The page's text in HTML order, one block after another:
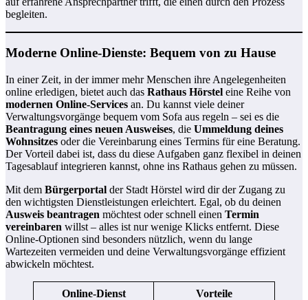
begleiten.
Moderne Online-Dienste: Bequem von zu Hause
In einer Zeit, in der immer mehr Menschen ihre Angelegenheiten
online erledigen, bietet auch das Rathaus Hörstel eine Reihe von
modernen Online-Services an. Du kannst viele deiner
Verwaltungsvorgänge bequem vom Sofa aus regeln – sei es die
Beantragung eines neuen Ausweises, die Ummeldung deines
Wohnsitzes oder die Vereinbarung eines Termins für eine Beratung.
Der Vorteil dabei ist, dass du diese Aufgaben ganz flexibel in deinen
Tagesablauf integrieren kannst, ohne ins Rathaus gehen zu müssen.
Mit dem Bürgerportal der Stadt Hörstel wird dir der Zugang zu
den wichtigsten Dienstleistungen erleichtert. Egal, ob du deinen
Ausweis beantragen möchtest oder schnell einen Termin
vereinbaren willst – alles ist nur wenige Klicks entfernt. Diese
Online-Optionen sind besonders nützlich, wenn du lange
Wartezeiten vermeiden und deine Verwaltungsvorgänge effizient
abwickeln möchtest.
Online-Dienst Vorteile